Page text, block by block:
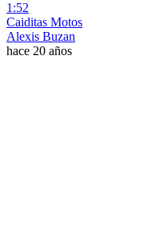
1:52
Caiditas Motos
Alexis Buzan
hace 20 años